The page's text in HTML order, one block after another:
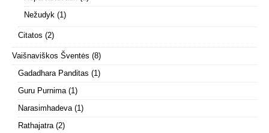
Nežudyk (1)
Citatos (2)
Vaišnaviškos Šventės (8)
Gadadhara Panditas (1)
Guru Purnima(1)
Narasimhadeva(1)
Rathajatra(2)